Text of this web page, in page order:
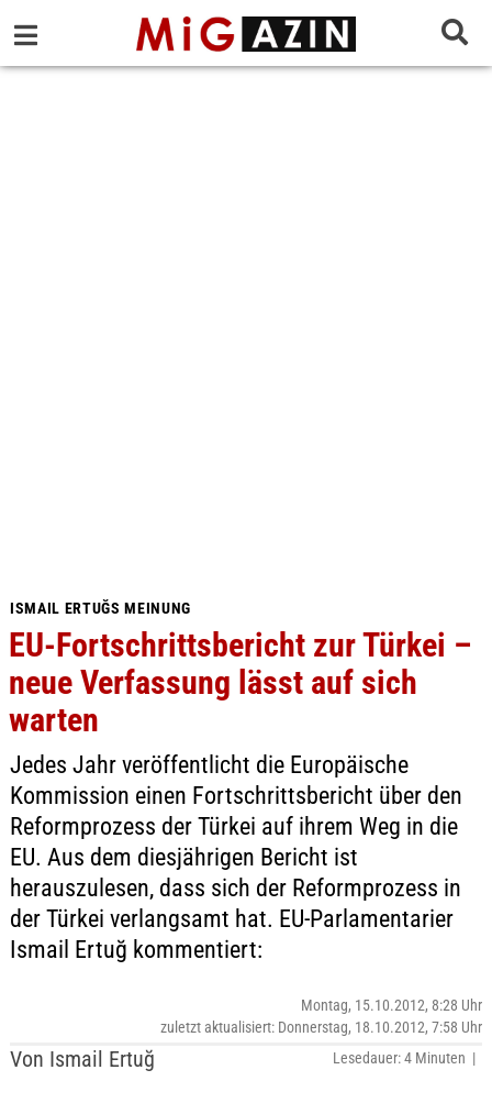
ISMAIL ERTUĞS MEINUNG
EU-Fortschrittsbericht zur Türkei –
neue Verfassung lässt auf sich
warten
Jedes Jahr veröffentlicht die Europäische
Kommission einen Fortschrittsbericht über den
Reformprozess der Türkei auf ihrem Weg in die
EU. Aus dem diesjährigen Bericht ist
herauszulesen, dass sich der Reformprozess in
der Türkei verlangsamt hat. EU-Parlamentarier
Ismail Ertuğ kommentiert:
Von Ismail Ertuğ
Montag, 15.10.2012, 8:28 Uhr
zuletzt aktualisiert: Donnerstag, 18.10.2012, 7:58 Uhr
Lesedauer: 4 Minuten |